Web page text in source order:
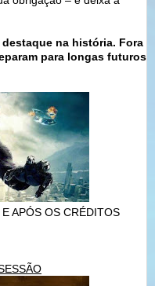
na história. Fora
para longas futuros
APÓS OS CRÉDITOS